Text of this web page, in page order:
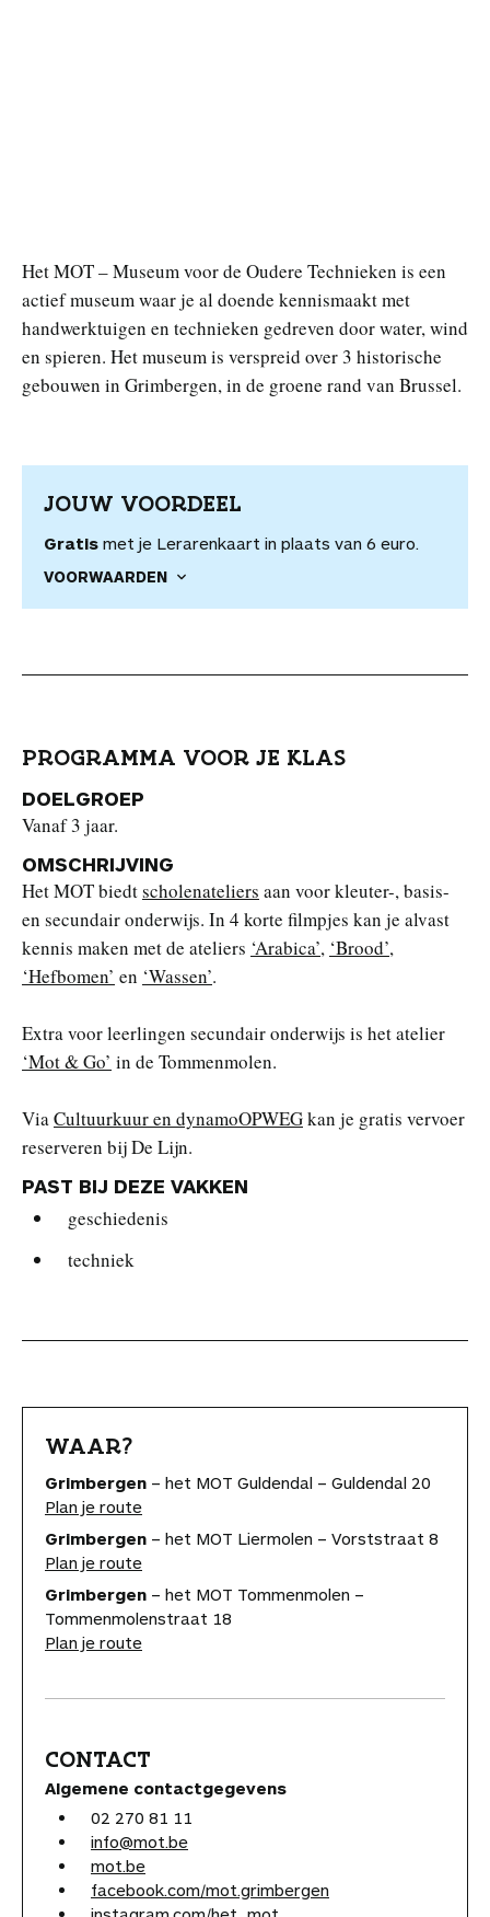
Het MOT – Museum voor de Oudere Technieken is een
actief museum waar je al doende kennismaakt met
handwerktuigen en technieken gedreven door water, wind
en spieren. Het museum is verspreid over 3 historische
gebouwen in Grimbergen, in de groene rand van Brussel.
JOUW VOORDEEL
Gratis met je Lerarenkaart in plaats van 6 euro.
VOORWAARDEN
PROGRAMMA VOOR JE KLAS
DOELGROEP
Vanaf 3 jaar.
OMSCHRIJVING
Het MOT biedtscholenateliers aan voor kleuter-, basis-
en secundair onderwijs. In 4 korte filmpjes kan je alvast
kennis maken met de ateliers ‘Arabica’, ‘Brood’,
‘Hefbomen’ en ‘Wassen’.
Extra voor leerlingen secundair onderwijs is het atelier
‘Mot & Go’ in de Tommenmolen.
ViaCultuurkuur en dynamoOPWEGkan je gratis vervoer
reserveren bij De Lijn.
PAST BIJ DEZE VAKKEN
geschiedenis
techniek
WAAR?
Grimbergen – het MOT Guldendal – Guldendal 20
Plan je route
Grimbergen – het MOT Liermolen – Vorststraat 8
Plan je route
Grimbergen – het MOT Tommenmolen –
Tommenmolenstraat 18
Plan je route
CONTACT
Algemene contactgegevens
02 270 81 11
info@mot.be
mot.be
facebook.com/mot.grimbergen